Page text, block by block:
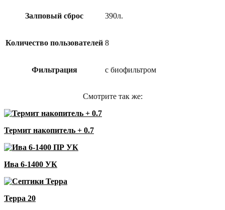
Залповый сброс 390л.
Количество пользователей 8
Фильтрация с биофильтром
Смотрите так же:
Термит накопитель + 0.7
Ива 6-1400 УК
Терра 20